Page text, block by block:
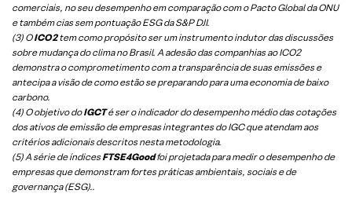
comerciais, no seu desempenho em comparação com o Pacto Global da ONU
e também cias sem pontuação ESG da S&P DJI.
(3) OICO2tem como propósito ser um instrumento indutor das discussões
sobre mudança do clima no Brasil. A adesão das companhias ao ICO2
demonstra o comprometimento com a transparência de suas emissões e
antecipa a visão de como estão se preparando para uma economia de baixo
carbono.
(4) O objetivo doIGCTé ser o indicador do desempenho médio das cotações
dos ativos de emissão de empresas integrantes do IGC que atendam aos
critérios adicionais descritos nesta metodologia.
(5) A série de índicesFTSE4Goodfoi projetada para medir o desempenho de
empresas que demonstram fortes práticas ambientais, sociais e de
governança (ESG)..